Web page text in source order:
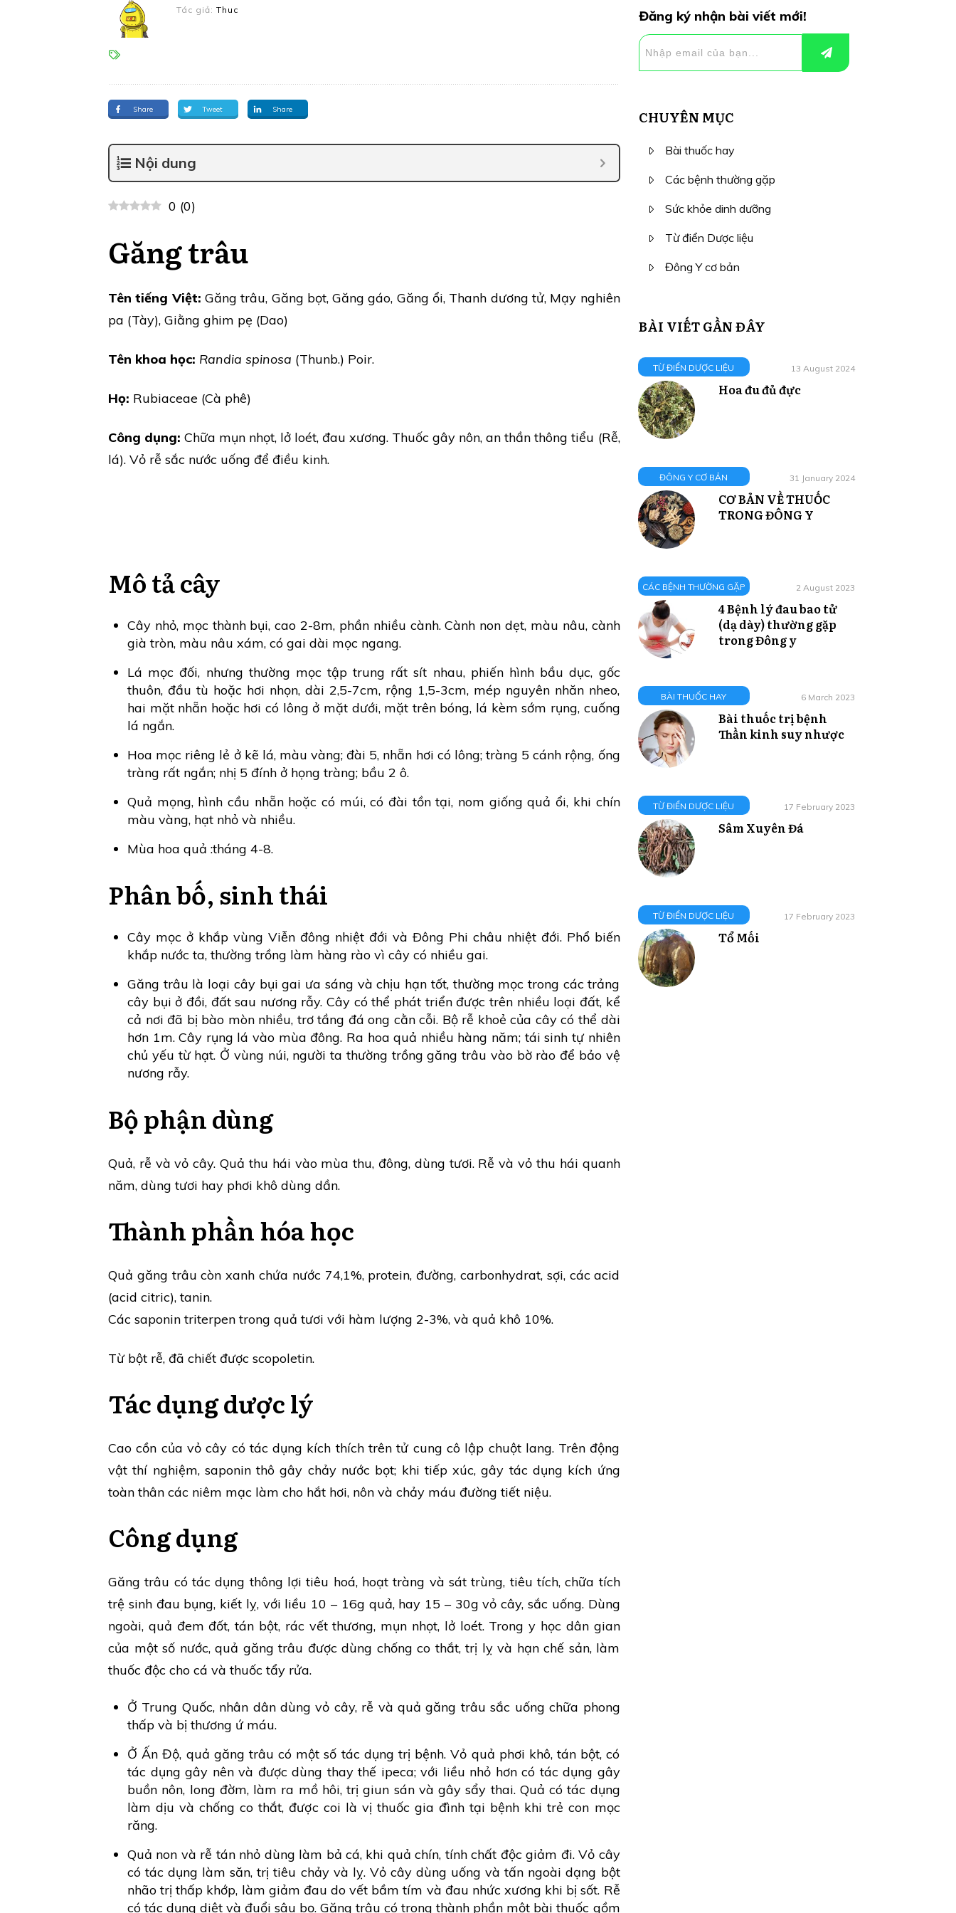
Tác giả: Thuc
Share Tweet Share
Nội dung
0 (0)
Găng trâu
Tên tiếng Việt: Găng trâu, Găng bọt, Găng gáo, Găng ổi, Thanh dương tử, Mạy nghiên
pa (Tày), Giằng ghim pẹ (Dao)
Tên khoa học: Randia spinosa (Thunb.) Poir.
Họ: Rubiaceae (Cà phê)
Công dụng: Chữa mụn nhọt, lở loét, đau xương. Thuốc gây nôn, an thần thông tiểu (Rễ,
lá). Vỏ rễ sắc nước uống để điều kinh.
Mô tả cây
Cây nhỏ, mọc thành bụi, cao 2-8m, phần nhiều cành. Cành non dẹt, màu nâu, cành
già tròn, màu nâu xám, có gai dài mọc ngang.
Lá mọc đối, nhưng thường mọc tập trung rất sít nhau, phiến hình bầu dục, gốc
thuôn, đầu tù hoặc hơi nhọn, dài 2,5-7cm, rộng 1,5-3cm, mép nguyên nhăn nheo,
hai mặt nhẵn hoặc hơi có lông ở mặt dưới, mặt trên bóng, lá kèm sớm rụng, cuống
lá ngắn.
Hoa mọc riêng lẻ ở kẽ lá, màu vàng; đài 5, nhẵn hơi có lông; tràng 5 cánh rộng, ống
tràng rất ngắn; nhị 5 đính ở họng tràng; bầu 2 ô.
Quả mọng, hình cầu nhẵn hoặc có múi, có đài tồn tại, nom giống quả ổi, khi chín
màu vàng, hạt nhỏ và nhiều.
Mùa hoa quả :tháng 4-8.
Phân bố, sinh thái
Cây mọc ở khắp vùng Viễn đông nhiệt đới và Ðông Phi châu nhiệt đới. Phổ biến
khắp nước ta, thường trồng làm hàng rào vì cây có nhiều gai.
Găng trâu là loại cây bụi gai ưa sáng và chịu hạn tốt, thường mọc trong các trảng
cây bụi ở đồi, đất sau nương rẫy. Cây có thể phát triển được trên nhiều loại đất, kể
cả nơi đã bị bào mòn nhiều, trơ tầng đá ong cằn cỗi. Bộ rễ khoẻ của cây có thể dài
hơn 1m. Cây rụng lá vào mùa đông. Ra hoa quả nhiều hàng năm; tái sinh tự nhiên
chủ yếu từ hạt. Ở vùng núi, người ta thường trồng găng trâu vào bờ rào để bảo vệ
nương rẫy.
Bộ phận dùng
Quả, rễ và vỏ cây. Quả thu hái vào mùa thu, đông, dùng tươi. Rễ và vỏ thu hái quanh
năm, dùng tươi hay phơi khô dùng dần.
Thành phần hóa học
Quả găng trâu còn xanh chứa nước 74,1%, protein, đường, carbonhydrat, sợi, các acid
(acid citric), tanin.
Các saponin triterpen trong quả tươi với hàm lượng 2-3%, và quả khô 10%.
Từ bột rễ, đã chiết được scopoletin.
Tác dụng dược lý
Cao cồn của vỏ cây có tác dụng kích thích trên tử cung cô lập chuột lang. Trên động
vật thí nghiệm, saponin thô gây chảy nước bọt; khi tiếp xúc, gây tác dụng kích ứng
toàn thân các niêm mạc làm cho hắt hơi, nôn và chảy máu đường tiết niệu.
Công dụng
Găng trâu có tác dụng thông lợi tiêu hoá, hoạt tràng và sát trùng, tiêu tích, chữa tích
trệ sinh đau bụng, kiết lỵ, với liều 10 – 16g quả, hay 15 – 30g vỏ cây, sắc uống. Dùng
ngoài, quả đem đốt, tán bột, rác vết thương, mụn nhọt, lở loét. Trong y học dân gian
của một số nước, quả găng trâu được dùng chống co thắt, trị lỵ và hạn chế sản, làm
thuốc độc cho cá và thuốc tẩy rửa.
Ở Trung Quốc, nhân dân dùng vỏ cây, rễ và quả găng trâu sắc uống chữa phong
thấp và bị thương ứ máu.
Ở Ấn Độ, quả găng trâu có một số tác dụng trị bệnh. Vỏ quả phơi khô, tán bột, có
tác dụng gây nên và được dùng thay thế ipeca; với liều nhỏ hơn có tác dụng gây
buồn nôn, long đờm, làm ra mồ hôi, trị giun sán và gây sẩy thai. Quả có tác dụng
làm dịu và chống co thắt, được coi là vị thuốc gia đình tại bệnh khi trẻ con mọc
răng.
Quả non và rễ tán nhỏ dùng làm bả cá, khi quả chín, tính chất độc giảm đi. Vỏ cây
có tác dụng làm săn, trị tiêu chảy và lỵ. Vỏ cây dùng uống và tấn ngoài dạng bột
nhão trị thấp khớp, làm giảm đau do vết bầm tím và đau nhức xương khi bị sốt. Rễ
có tác dụng diệt và đuổi sâu bọ. Găng trâu có trong thành phần một bài thuốc gồm
Đăng ký nhận bài viết mới!
CHUYÊN MỤC
Bài thuốc hay
Các bệnh thường gặp
Sức khỏe dinh dưỡng
Từ điển Dược liệu
Đông Y cơ bản
BÀI VIẾT GẦN ĐÂY
TỪ ĐIỂN DƯỢC LIỆU 13 August 2024
Hoa đu đủ đực
ĐÔNG Y CƠ BẢN 31 January 2024
CƠ BẢN VỀ THUỐC
TRONG ĐÔNG Y
CÁC BỆNH THƯỜNG GẶP 2 August 2023
4 Bệnh lý đau bao tử
(dạ dày) thường gặp
trong Đông y
BÀI THUỐC HAY 6 March 2023
Bài thuốc trị bệnh
Thần kinh suy nhược
TỪ ĐIỂN DƯỢC LIỆU 17 February 2023
Sâm Xuyên Đá
TỪ ĐIỂN DƯỢC LIỆU 17 February 2023
Tổ Mối